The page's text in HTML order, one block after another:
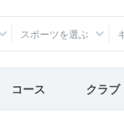
スポーツを選ぶ
コース クラブ